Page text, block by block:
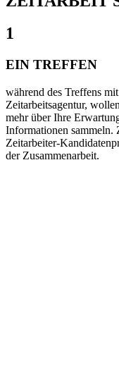
1
EIN TREFFEN
während des Treffens
Zeitarbeitsagentur,
mehr über Ihre
Informationen sammeln.
Zeitarbeiter-
der Zusammenarbeit.